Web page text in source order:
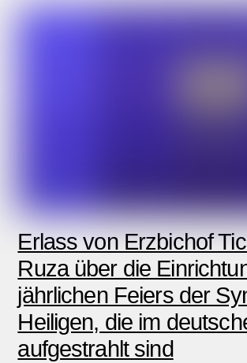
Erlass von Erzbichof
Ruza über die
jährlichen Feiers der
Heiligen, die im
aufgestrahlt sind